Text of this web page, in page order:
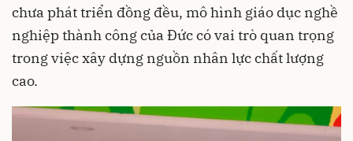
chưa phát triển đồng đều, mô hình giáo dục nghề
nghiệp thành công của Đức có vai trò quan trọng
trong việc xây dựng nguồn nhân lực chất lượng
cao.